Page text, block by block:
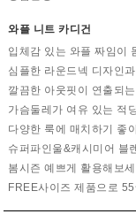
와플 니트 카디건
입체감 있는 와플 짜임이
심플한 라운드넥 디자인
깔끔한 아웃핏이 연출되
가슴둘레가 여유 있는 적
다양한 룩에 매치하기 좋
슈퍼파인울&캐시미어 블
봄시즌 예쁘게 활용해보
FREE사이즈 제품으로